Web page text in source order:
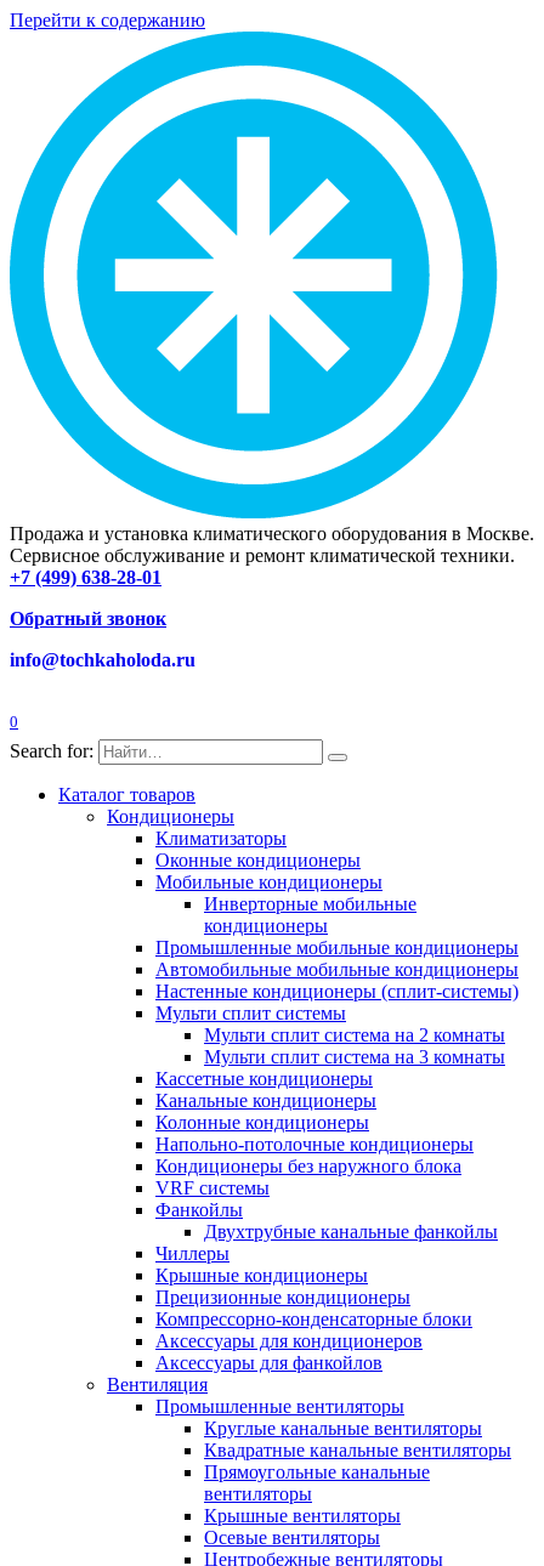
Перейти к содержанию
Продажа и установка климатического оборудования в Москве.
Сервисное обслуживание и ремонт климатической техники.
+7 (499) 638-28-01
Обратный звонок
info@tochkaholoda.ru
0
Search for:
Каталог товаров
Кондиционеры
Климатизаторы
Оконные кондиционеры
Мобильные кондиционеры
Инверторные мобильные
кондиционеры
Промышленные мобильные кондиционеры
Автомобильные мобильные кондиционеры
Настенные кондиционеры (сплит-системы)
Мульти сплит системы
Мульти сплит система на 2 комнаты
Мульти сплит система на 3 комнаты
Кассетные кондиционеры
Канальные кондиционеры
Колонные кондиционеры
Напольно-потолочные кондиционеры
Кондиционеры без наружного блока
VRF системы
Фанкойлы
Двухтрубные канальные фанкойлы
Чиллеры
Крышные кондиционеры
Прецизионные кондиционеры
Компрессорно-конденсаторные блоки
Аксессуары для кондиционеров
Аксессуары для фанкойлов
Вентиляция
Промышленные вентиляторы
Круглые канальные вентиляторы
Квадратные канальные вентиляторы
Прямоугольные канальные
вентиляторы
Крышные вентиляторы
Осевые вентиляторы
Центробежные вентиляторы